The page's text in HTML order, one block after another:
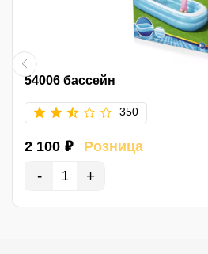
54006 бассейн
350
2 100 ₽ Розница
- +